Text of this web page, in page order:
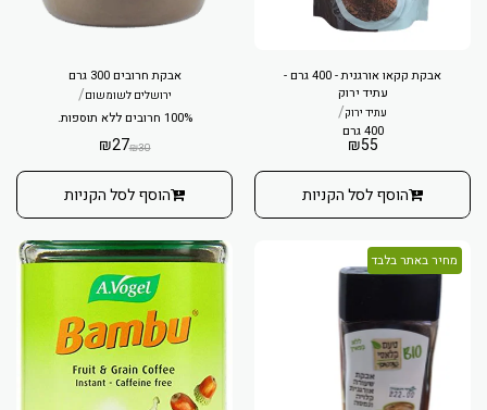
אבקת קקאו אורגנית - 400 גרם -
עתיד ירוק
עתיד ירוק/
400 גרם
₪55
הוסף לסל הקניות
אבקת חרובים 300 גרם
ירושלים לשומשום/
100% חרובים ללא תוספות.
₪30
₪27
הוסף לסל הקניות
מחיר באתר בלבד